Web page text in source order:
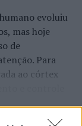
DO MINHO
e detém
EDIGMA
evoluiu
mas hoje
de
Para
ao córtex